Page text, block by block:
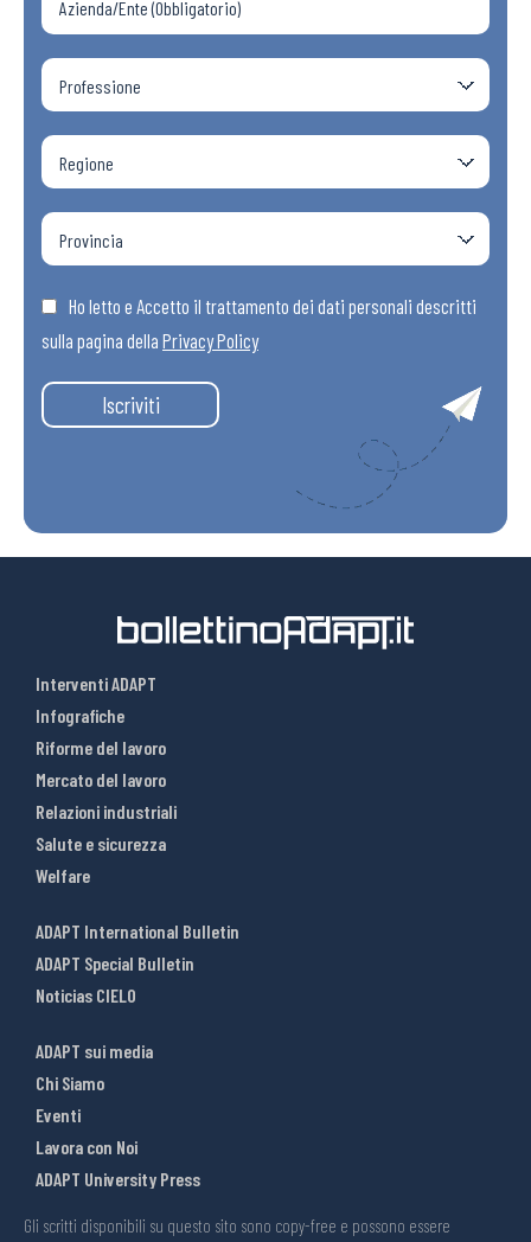
Ho letto e Accetto il trattamento dei dati personali descritti
sulla pagina della Privacy Policy
Iscriviti
Interventi ADAPT
Infografiche
Riforme del lavoro
Mercato del lavoro
Relazioni industriali
Salute e sicurezza
Welfare
ADAPT International Bulletin
ADAPT Special Bulletin
Noticias CIELO
ADAPT sui media
Chi Siamo
Eventi
Lavora con Noi
ADAPT University Press
Gli scritti disponibili su questo sito sono copy-free e possono essere